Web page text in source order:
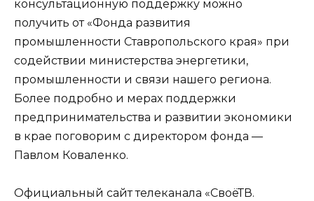
консультационную поддержку можно
получить от «Фонда развития
промышленности Ставропольского края» при
содействии министерства энергетики,
промышленности и связи нашего региона.
Более подробно и мерах поддержки
предпринимательства и развитии экономики
в крае поговорим с директором фонда —
Павлом Коваленко.
Официальный сайт телеканала «СвоёТВ.